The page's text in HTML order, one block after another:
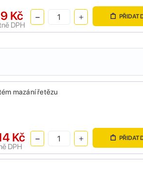
Kč
DPH
PŘIDAT
mazání řetězu
Kč
DPH
PŘIDAT